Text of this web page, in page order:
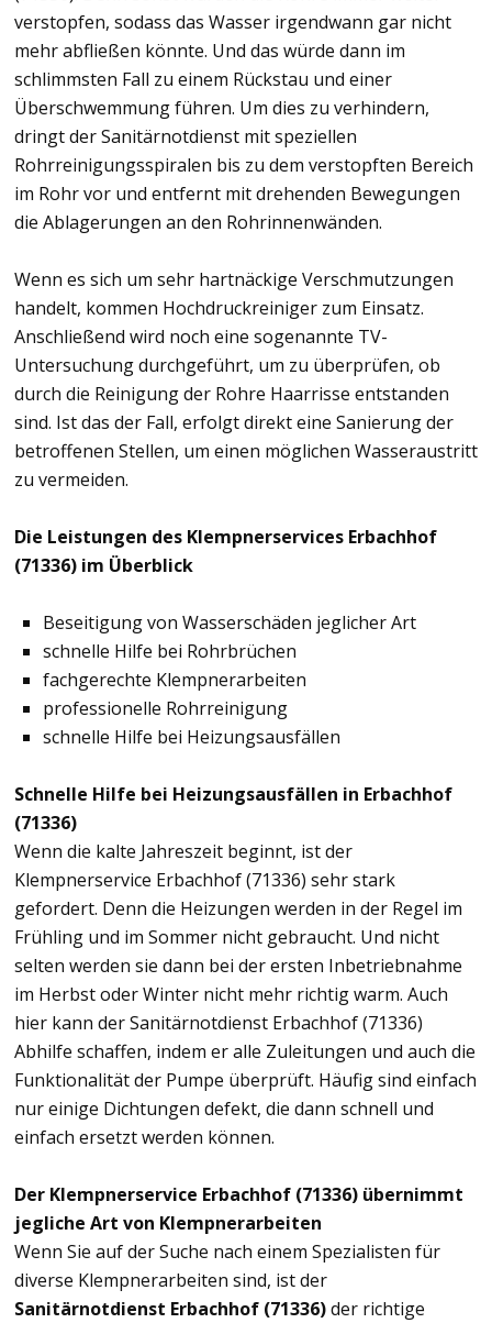
verstopfen, sodass das Wasser irgendwann gar nicht
mehr abfließen könnte. Und das würde dann im
schlimmsten Fall zu einem Rückstau und einer
Überschwemmung führen. Um dies zu verhindern,
dringt der Sanitärnotdienst mit speziellen
Rohrreinigungsspiralen bis zu dem verstopften Bereich
im Rohr vor und entfernt mit drehenden Bewegungen
die Ablagerungen an den Rohrinnenwänden.
Wenn es sich um sehr hartnäckige Verschmutzungen
handelt, kommen Hochdruckreiniger zum Einsatz.
Anschließend wird noch eine sogenannte TV-
Untersuchung durchgeführt, um zu überprüfen, ob
durch die Reinigung der Rohre Haarrisse entstanden
sind. Ist das der Fall, erfolgt direkt eine Sanierung der
betroffenen Stellen, um einen möglichen Wasseraustritt
zu vermeiden.
Die Leistungen des Klempnerservices Erbachhof
(71336) im Überblick
Beseitigung von Wasserschäden jeglicher Art
schnelle Hilfe bei Rohrbrüchen
fachgerechte Klempnerarbeiten
professionelle Rohrreinigung
schnelle Hilfe bei Heizungsausfällen
Schnelle Hilfe bei Heizungsausfällen in Erbachhof
(71336)
Wenn die kalte Jahreszeit beginnt, ist der
Klempnerservice Erbachhof (71336) sehr stark
gefordert. Denn die Heizungen werden in der Regel im
Frühling und im Sommer nicht gebraucht. Und nicht
selten werden sie dann bei der ersten Inbetriebnahme
im Herbst oder Winter nicht mehr richtig warm. Auch
hier kann der Sanitärnotdienst Erbachhof (71336)
Abhilfe schaffen, indem er alle Zuleitungen und auch die
Funktionalität der Pumpe überprüft. Häufig sind einfach
nur einige Dichtungen defekt, die dann schnell und
einfach ersetzt werden können.
Der Klempnerservice Erbachhof (71336) übernimmt
jegliche Art von Klempnerarbeiten
Wenn Sie auf der Suche nach einem Spezialisten für
diverse Klempnerarbeiten sind, ist der
Sanitärnotdienst Erbachhof (71336)der richtige